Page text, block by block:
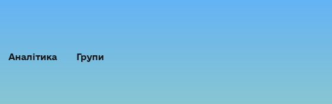
Аналітика Групи